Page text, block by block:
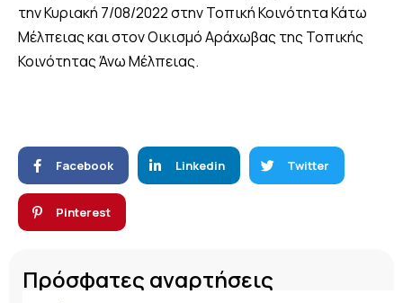
την Κυριακή 7/08/2022 στην Τοπική Κοινότητα Κάτω
Μέλπειας και στον Οικισμό Αράχωβας της Τοπικής
Κοινότητας Άνω Μέλπειας.
Facebook Linkedin Twitter
Pinterest
Πρόσφατες αναρτήσεις